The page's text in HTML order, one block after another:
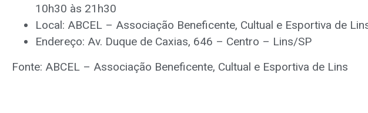
10h30 às 21h30
Local: ABCEL – Associação Beneficente, Cultual e Esportiva de
Endereço: Av. Duque de Caxias, 646 – Centro – Lins/SP
Fonte: ABCEL – Associação Beneficente, Cultual e Esportiva de Lins